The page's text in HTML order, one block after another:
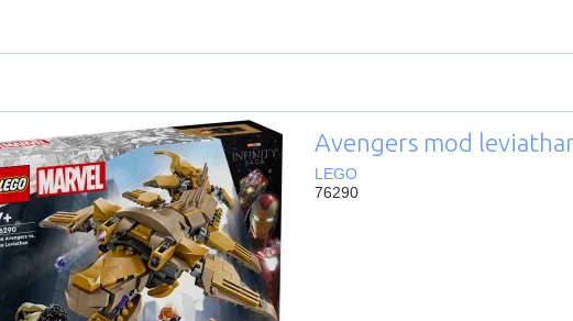
Avengers mod
LEGO
76290